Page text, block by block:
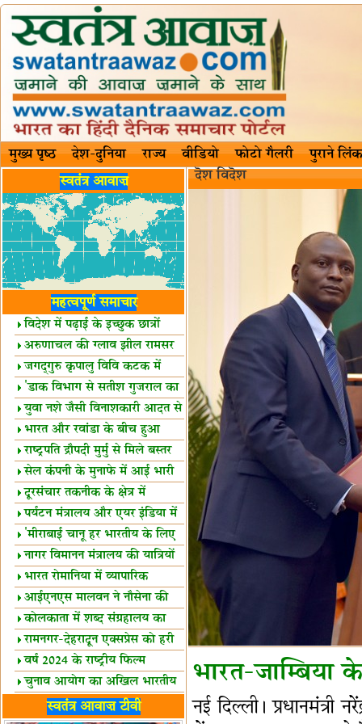
मुख्य पृष्ठ देश-दुनिया राज्य वीडियो फोटो गैलरी पुराने लिंक
स्वतंत्र आवाज़
महत्वपूर्ण समाचार
विदेश में पढ़ाई के इच्छुक छात्रों
केलिए खुशखबरी!
अरुणाचल की ग्लाव झील रामसर
स्थल घोषित
जगद्गुरु कृपालु विवि कटक में
शैक्षिक सत्र शुरू
'डाक विभाग से सतीश गुजराल का
रिश्ता गहरा'
युवा नशे जैसी विनाशकारी आदत से
दूर रहें-मोदी
भारत और रवांडा के बीच हुआ
व्यापार विस्तार
राष्ट्रपति द्रौपदी मुर्मु से मिले बस्तर
के प्रतिनिधि
सेल कंपनी के मुनाफे में आई भारी
उछाल!
दूरसंचार तकनीक के क्षेत्र में
उत्कृष्टता पुरस्कार
पर्यटन मंत्रालय और एयर इंडिया में
समझौता
'मीराबाई चानू हर भारतीय के लिए
प्रेरणा'
नागर विमानन मंत्रालय की यात्रियों
को सलाह
भारत रोमानिया में व्यापारिक
साझेदारियां
आईएनएस मालवन ने नौसेना की
ताकत बढ़ाई
कोलकाता में शब्द संग्रहालय का
उद्घाटन
रामनगर-देहरादून एक्सप्रेस को हरी
झंडीवर्ष 2024 के राष्ट्रीय फिल्म
पुरस्कारों की घोषणा
चुनाव आयोग का अखिल भारतीय
मीडिया सम्मेलन
भारत में केवड़े का अस्तित्‍व 24
स्वतंत्र आवाज़ टीवी
दॆश‍ विदॆश‌
भारत-जाम्बिया
नई दिल्ली। प्रधानमंत्री